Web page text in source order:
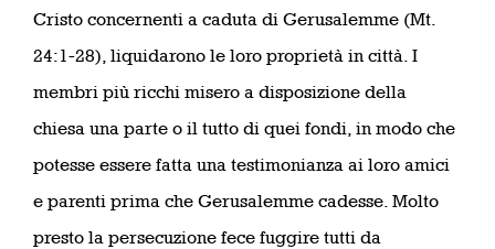
Cristo concernenti a caduta di Gerusalemme (Mt.
24:1-28), liquidarono le loro proprietà in città. I
membri più ricchi misero a disposizione della
chiesa una parte o il tutto di quei fondi, in modo che
potesse essere fatta una testimonianza ai loro amici
e parenti prima che Gerusalemme cadesse. Molto
presto la persecuzione fece fuggire tutti da